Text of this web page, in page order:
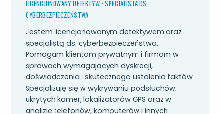
LICENCJONOWANY DETEKTYW · SPECJALISTA DS.
CYBERBEZPIECZEŃSTWA
Jestem licencjonowanym detektywem oraz
specjalistą ds. cyberbezpieczeństwa.
Pomagam klientom prywatnym i firmom w
sprawach wymagających dyskrecji,
doświadczenia i skutecznego ustalenia faktów.
Specjalizuję się w wykrywaniu podsłuchów,
ukrytych kamer, lokalizatorów GPS oraz w
analizie telefonów, komputerów i innych